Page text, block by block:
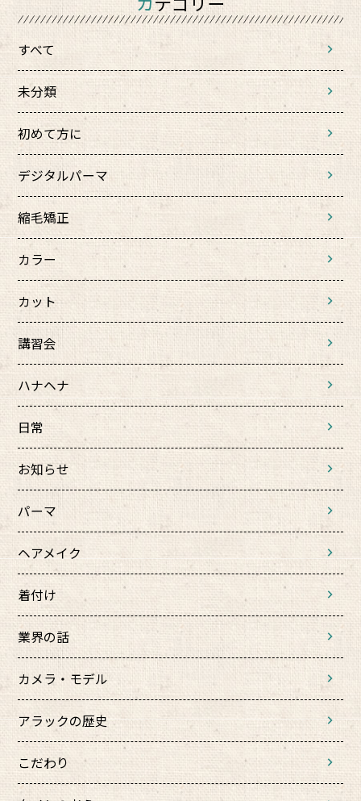
カテゴリー
すべて
未分類
初めて方に
デジタルパーマ
縮毛矯正
カラー
カット
講習会
ハナヘナ
日常
お知らせ
パーマ
ヘアメイク
着付け
業界の話
カメラ・モデル
アラックの歴史
こだわり